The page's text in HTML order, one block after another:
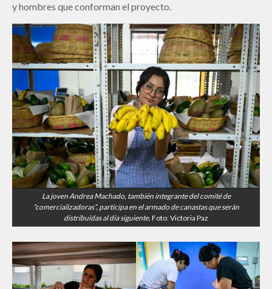
y hombres que conforman el proyecto.
La joven Andrea Machado, también integrante del comité de
“comercializadoras”, participa en el armado de canastas que serán
distribuidas al día siguiente. Foto: Victoria Paz